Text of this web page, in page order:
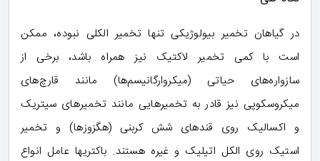
در گیاهان تخمیر بیولوژیکی تنها تخمیر الکلی نبوده، ممکن
است با کمی تخمیر لاکتیک نیز همراه باشد، برخی از
سازواره‌های حیاتی (میکروارگانیسم‌ها) مانند قارچ‌های
میکروسکوپی نیز قادر به تخمیرهایی مانند تخمیرهای سیتریک
و اکسالیک روی قندهای شش کربنی (هگزوزها) و تخمیر
استیک روی الکل اتیلیک و غیره هستند. باکتریها عامل انواع